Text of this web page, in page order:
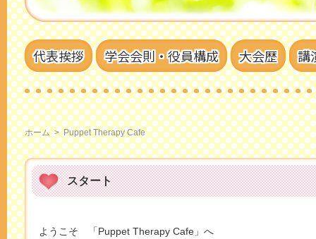
代表挨拶 学会会則・役員構成 大会歴 講
ホーム > Puppet Therapy Cafe
スタート
ようこそ 「Puppet Therapy Cafe」へ